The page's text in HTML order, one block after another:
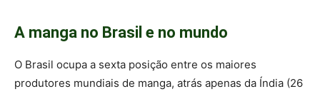
A manga no Brasil e no mundo
O Brasil ocupa a sexta posição entre os maiores
produtores mundiais de manga, atrás apenas da Índia (26